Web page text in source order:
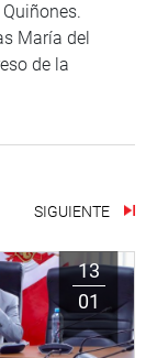
María del
de la
SIGUIENTE
13
01